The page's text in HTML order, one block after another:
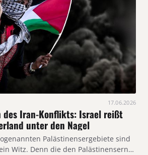
17.06.2026
des Iran-Konflikts: Israel reißt
unter den Nagel
Palästinensergebiete sind
Witz. Denn die den Palästinensern…